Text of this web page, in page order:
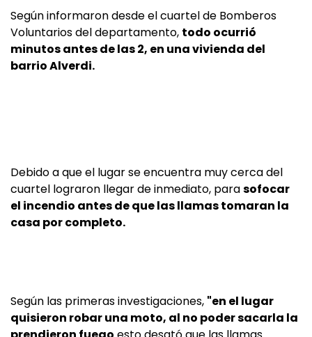
Según informaron desde el cuartel de Bomberos
Voluntarios del departamento, todo ocurrió
minutos antes de las 2, en una vivienda del
barrio Alverdi.
Debido a que el lugar se encuentra muy cerca del
cuartel lograron llegar de inmediato, parasofocar
el incendio antes de que las llamas tomaran la
casa por completo.
Según las primeras investigaciones, "en el lugar
quisieron robar una moto, al no poder sacarla la